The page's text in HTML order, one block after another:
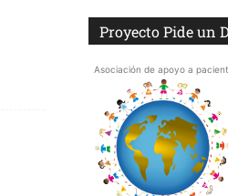
Proyecto Pide un
Asociación de apoyo a